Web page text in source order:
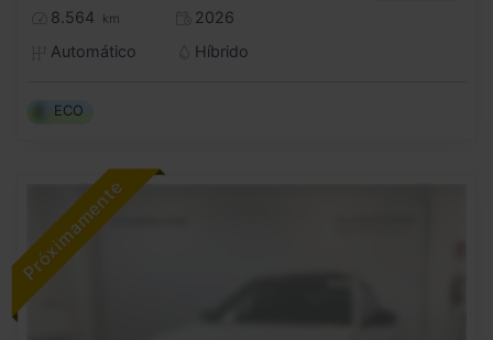
8.564 km
2026
Automático
Híbrido
ECO